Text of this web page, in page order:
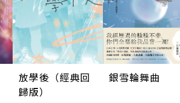
放學後（經典回
歸版）
銀雪輪舞曲